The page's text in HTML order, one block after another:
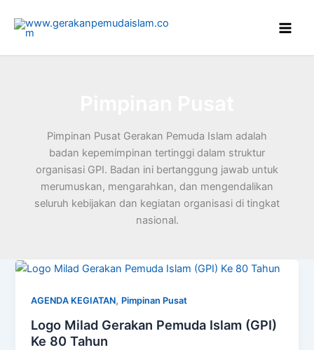
Pimpinan Pusat Gerakan Pemuda Islam adalah
badan kepemimpinan tertinggi dalam struktur
organisasi GPI. Badan ini bertanggung jawab untuk
merumuskan, mengarahkan, dan mengendalikan
seluruh kebijakan dan kegiatan organisasi di tingkat
nasional.
AGENDA KEGIATAN, Pimpinan Pusat
Logo Milad Gerakan Pemuda Islam (GPI)
Ke 80 Tahun